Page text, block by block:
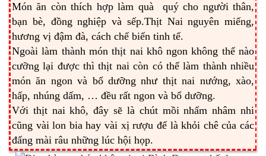
Món ăn còn thích hợp làm quà quý cho người thân,
bạn bè, đồng nghiệp và sếp.Thịt Nai nguyên miếng,
hương vị đậm đà, cách chế biến tinh tế.
Ngoài làm thành món thịt nai khô ngon không thể nào
cưỡng lại được thì thịt nai còn có thể làm thành nhiều
món ăn ngon và bổ dưỡng như thịt nai nướng, xào,
hấp, nhúng dấm, … đều rất ngon và bổ dưỡng.
Với thịt nai khô, đây sẽ là chút mồi nhấm nhâm nhi
cũng vài lon bia hay vài xị rượu đế là khỏi chê của các
đấng mài râu những lúc hội họp.